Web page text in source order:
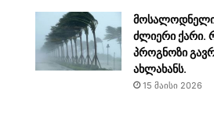
ძლიერი ქარი.
პროგნოზი
ახლახანს.
15 მაისი 2026